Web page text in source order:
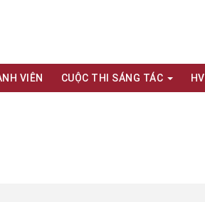
VIÊN CUỘC THI SÁNG TÁC